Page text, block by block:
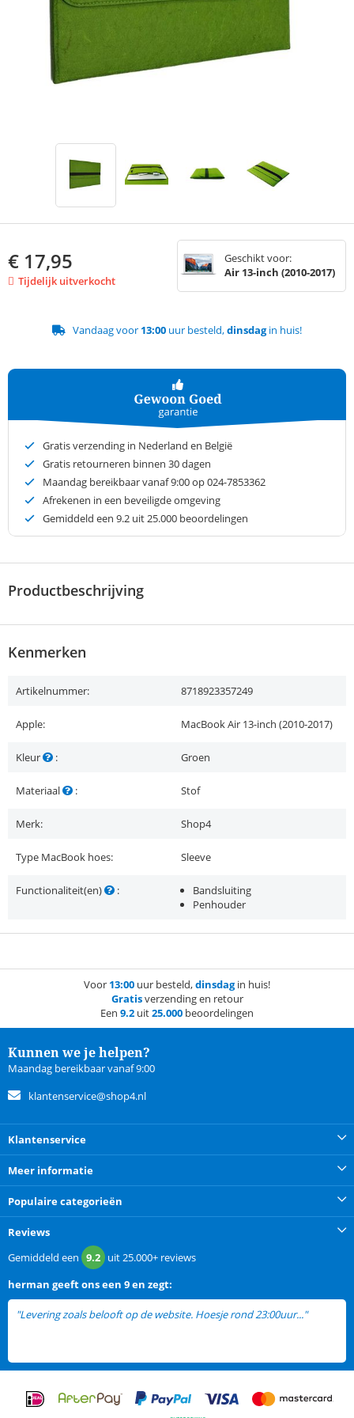
€ 17,95
Tijdelijk uitverkocht
Geschikt voor:
Air 13-inch (2010-2017)
Vandaag voor 13:00 uur besteld,dinsdagin huis!
Gratis verzending in Nederland en België
Gratis retourneren binnen 30 dagen
Maandag bereikbaar vanaf 9:00 op 024-7853362
Afrekenen in een beveiligde omgeving
Gemiddeld een 9.2 uit 25.000 beoordelingen
Productbeschrijving
Kenmerken
Artikelnummer: 8718923357249
Apple: MacBook Air 13-inch (2010-2017)
Kleur : Groen
Materiaal : Stof
Merk: Shop4
Type MacBook hoes: Sleeve
Functionaliteit(en) :
Bandsluiting
Penhouder
Voor 13:00 uur besteld,dinsdagin huis!
Gratisverzending en retour
Een 9.2 uit25.000 beoordelingen
Kunnen we je helpen?
Maandag bereikbaar vanaf 9:00
klantenservice@shop4.nl
Klantenservice
Meer informatie
Populaire categorieën
Reviews
Gemiddeld een 9.2 uit25.000+ reviews
herman geeft ons een 9 en zegt:
"Levering zoals belooft op de website. Hoesje rond 23:00uur..."